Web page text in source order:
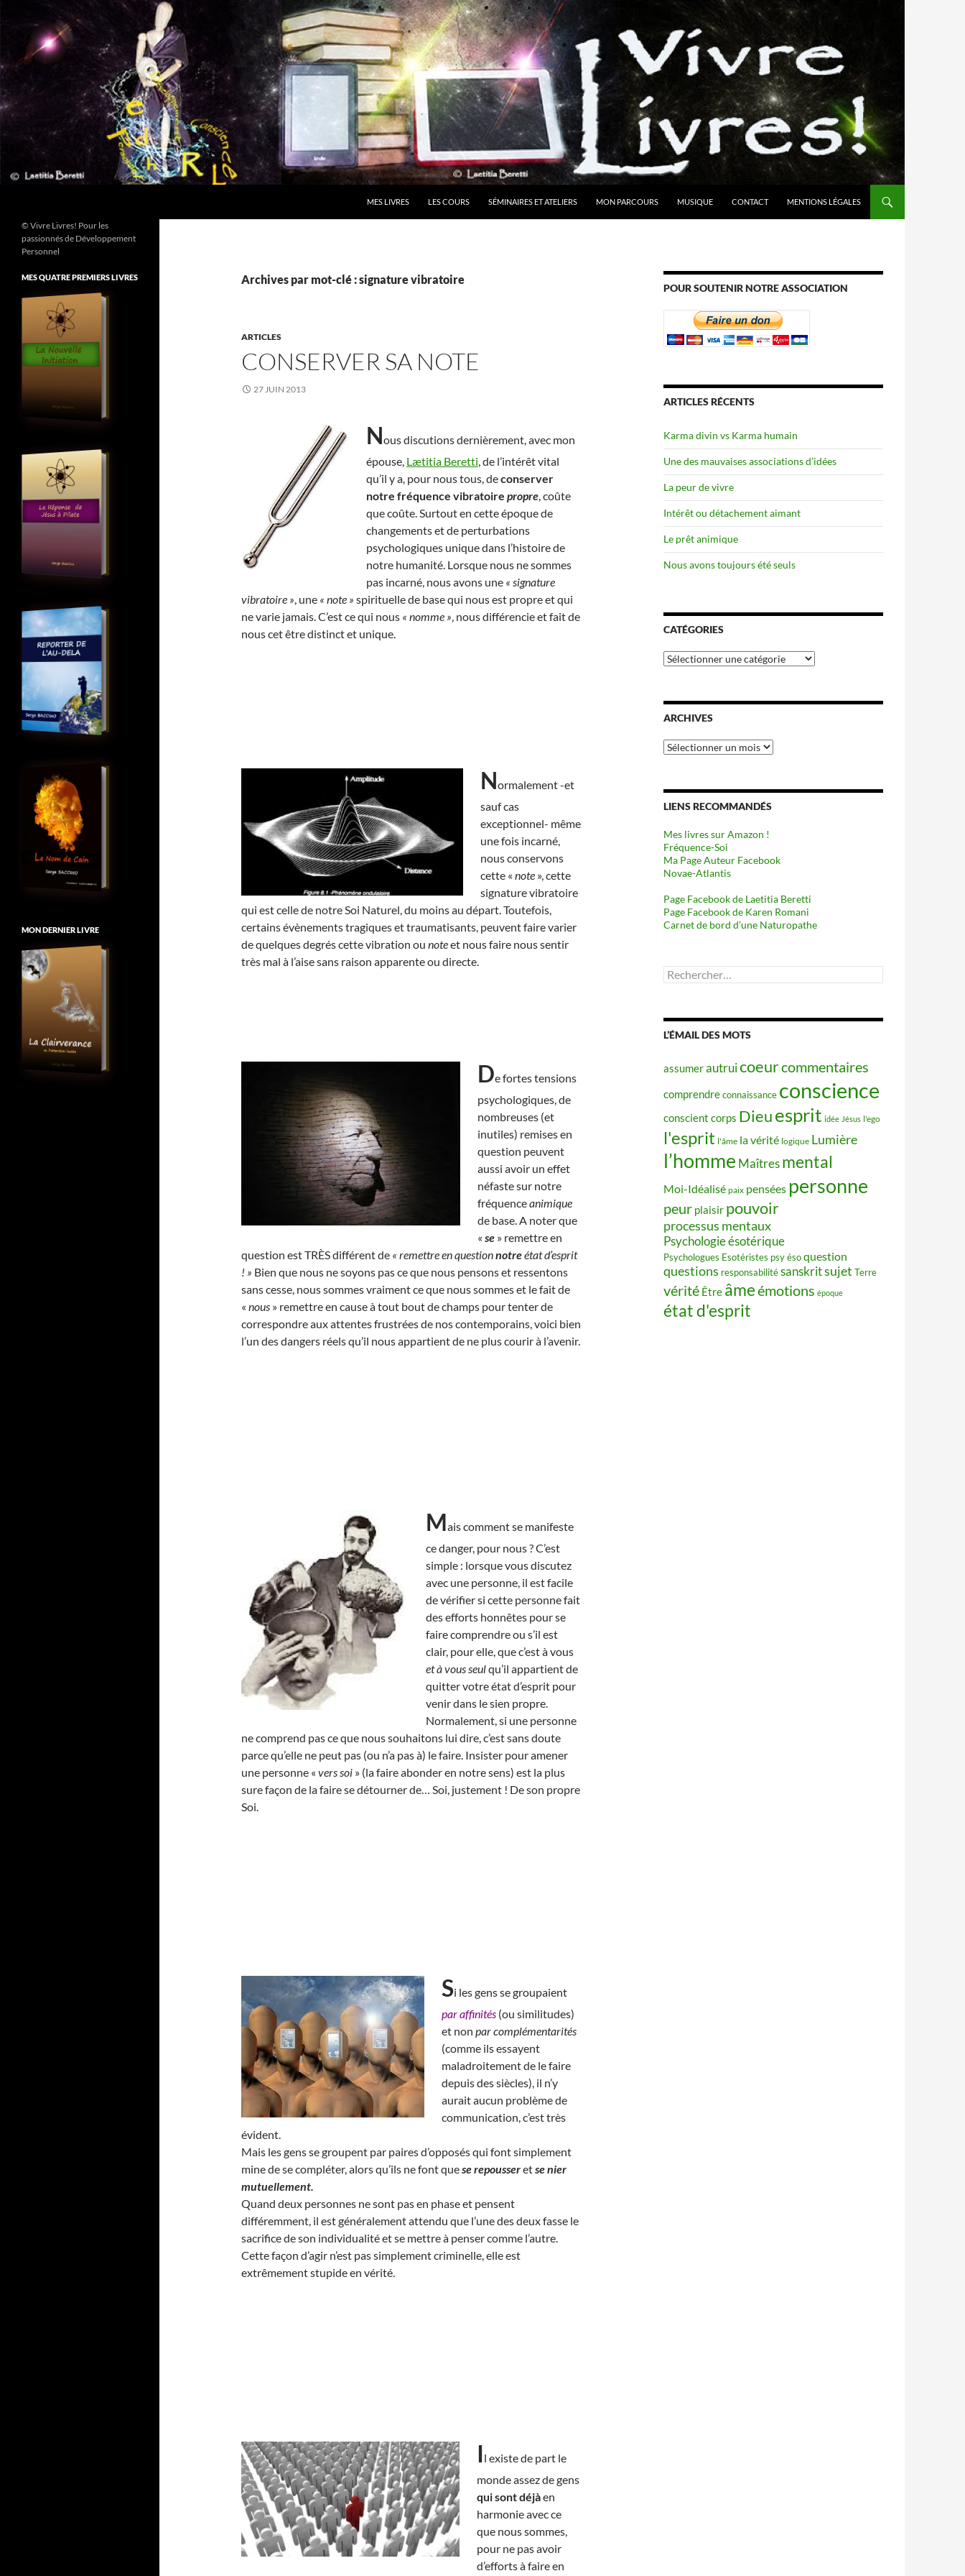
contenu
MES LIVRES LES COURS SÉMINAIRES ET ATELIERS MON PARCOURS MUSIQUE CONTACT MENTIONS LÉGALES
Archives par mot-clé : signature vibratoire
ARTICLES
CONSERVER SA NOTE
27 JUIN 2013
Nous discutions dernièrement, avec mon
épouse, Lætitia Beretti, de l’intérêt vital
qu’il y a, pour nous tous, deconserver
notre fréquence vibratoire propre, coûte
que coûte. Surtout en cette époque de
changements et de perturbations
psychologiques unique dans l’histoire de
notre humanité. Lorsque nous ne sommes
pas incarné, nous avons une « signature
vibratoire », une « note » spirituelle de base qui nous est propre et qui
ne varie jamais. C’est ce qui nous « nomme », nous différencie et fait de
nous cet être distinct et unique.
Normalement -et
sauf cas
exceptionnel- même
une fois incarné,
nous conservons
cette « note », cette
signature vibratoire
qui est celle de notre Soi Naturel, du moins au départ. Toutefois,
certains évènements tragiques et traumatisants, peuvent faire varier
de quelques degrés cette vibration ou noteet nous faire nous sentir
très mal à l’aise sans raison apparente ou directe.
De fortes tensions
psychologiques, de
nombreuses (et
inutiles) remises en
question peuvent
aussi avoir un effet
néfaste sur notre
fréquenceanimique
de base. A noter que
« se » remettre en
question est TRÈS différent de « remettre en questionnotreétat d’esprit
! » Bien que nous ne soyons pas ce que nous pensons et ressentons
sans cesse, nous sommes vraiment ce que nous sommes et le fait de
« nous » remettre en cause à tout bout de champs pour tenter de
correspondre aux attentes frustrées de nos contemporains, voici bien
l’un des dangers réels qu’il nous appartient de ne plus courir à l’avenir.
Mais comment se manifeste
ce danger, pour nous ? C’est
simple : lorsque vous discutez
avec une personne, il est facile
de vérifier si cette personne fait
des efforts honnêtes pour se
faire comprendre ou s’il est
clair, pour elle, que c’est à vous
et à vous seulqu’il appartient de
quitter votre état d’esprit pour
venir dans le sien propre.
Normalement, si une personne
ne comprend pas ce que nous souhaitons lui dire, c’est sans doute
parce qu’elle ne peut pas (ou n’a pas à) le faire. Insister pour amener
une personne « vers soi » (la faire abonder en notre sens) est la plus
sure façon de la faire se détourner de… Soi, justement ! De son propre
Soi.
Si les gens se groupaient
par affinités (ou similitudes)
et non par complémentarités
(comme ils essayent
maladroitement de le faire
depuis des siècles), il n’y
aurait aucun problème de
communication, c’est très
évident.
Mais les gens se groupent par paires d’opposés qui font simplement
mine de se compléter, alors qu’ils ne font quese repousseretse nier
mutuellement.
Quand deux personnes ne sont pas en phase et pensent
différemment, il est généralement attendu que l’une des deux fasse le
sacrifice de son individualité et se mettre à penser comme l’autre.
Cette façon d’agir n’est pas simplement criminelle, elle est
extrêmement stupide en vérité.
Il existe de part le
monde assez de gens
qui sont déjàen
harmonie avec ce
que nous sommes,
pour ne pas avoir
d’efforts à faire en
POUR SOUTENIR NOTRE ASSOCIATION
ARTICLES RÉCENTS
Karma divin vs Karma humain
Une des mauvaises associations d’idées
La peur de vivre
Intérêt ou détachement aimant
Le prêt animique
Nous avons toujours été seuls
CATÉGORIES
Catégories
ARCHIVES
Archives
LIENS RECOMMANDÉS
Mes livres sur Amazon !
Fréquence-Soi
Ma Page Auteur Facebook
Novae-Atlantis
Page Facebook de Laetitia Beretti
Page Facebook de Karen Romani
Carnet de bord d’une Naturopathe
Rechercher :
L’ÉMAIL DES MOTS
assumerautruicoeurcommentaires
comprendreconnaissance conscience
conscient corps Dieuesprit idée Jésus l'ego
l'esprit l'âme la vérité logique Lumière
l’homme Maîtres mental
Moi-Idéalisé paix pensées personne
peur plaisir pouvoir
processus mentaux
Psychologie ésotérique
Psychologues Esotéristes psy ésoquestion
questions responsabilitésanskritsujet Terre
vérité Être âmeémotions époque
état d'esprit
© Vivre Livres! Pour les
passionnés de Développement
Personnel
MES QUATRE PREMIERS LIVRES
MON DERNIER LIVRE